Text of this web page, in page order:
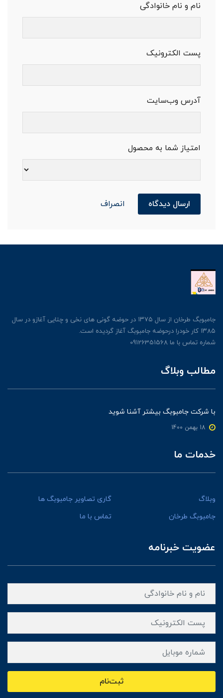
نام و نام خانوادگی
پست الکترونیک
آدرس وب‌سایت
امتیاز شما به محصول
ارسال دیدگاه انصراف
جامبوبگ طرخان از سال ۱۳۷۵ در حوضه گونی های نخی و چتایی آغازو در سال
۱۳۸۵ کار خودرا درحوضه جامبوبگ آغاز گردیده است.
شماره تماس با ما 09126351568
مطالب وبلاگ
با شرکت جامبوبگ بیشتر آشنا شوید
خدمات ما
وبلاگ
گاری تصاویر جامبوبگ ها
جامبوبگ طرخان
تماس با ما
عضویت خبرنامه
ثبت‌نام